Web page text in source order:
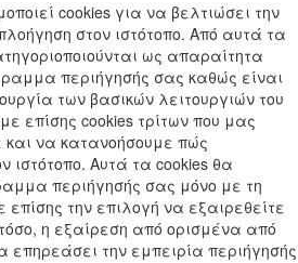
cookies για να βελτιώσει την
στον ιστότοπο. Από αυτά τα
ως απαραίτητα
περιήγησής σας καθώς είναι
των βασικών λειτουργιών του
επίσης cookies τρίτων που μας
να κατανοήσουμε πώς
ιστότοπο. Αυτά τα cookies θα
περιήγησής σας μόνο με τη
την επιλογή να εξαιρεθείτε
η εξαίρεση από ορισμένα από
επηρεάσει την εμπειρία περιήγησής